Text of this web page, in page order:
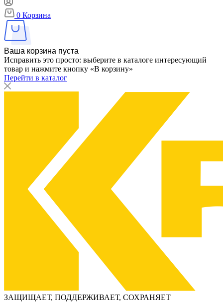
0 Корзина
Ваша корзина пуста
Исправить это просто: выберите в каталоге интересующий
товар и нажмите кнопку «В корзину»
Перейти в каталог
ЗАЩИЩАЕТ, ПОДДЕРЖИВАЕТ, СОХРАНЯЕТ